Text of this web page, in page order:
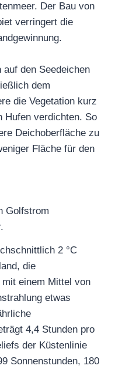
Der Bau von
verringert die
den Seedeichen
dem
die Vegetation kurz
Hufen verdichten. So
Deichoberfläche zu
Fläche für den
Golfstrom
2 °C
die
einem Mittel von
etwas
4,4 Stunden pro
der Küstenlinie
Sonnenstunden, 180